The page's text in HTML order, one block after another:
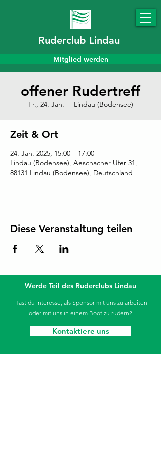
Ruderclub Lindau
Mitglied werden
offener Rudertreff
Fr., 24. Jan.
  |
Lindau (Bodensee)
Zeit & Ort
24. Jan. 2025, 15:00 – 17:00
Lindau (Bodensee), Aeschacher Ufer 31,
88131 Lindau (Bodensee), Deutschland
Diese Veranstaltung teilen
Werde Teil des Ruderclubs Lindau
Hast du Interesse, als Sponsor mit uns zu arbeiten
oder mit uns in einem Boot zu rudern?
Kontaktiere uns